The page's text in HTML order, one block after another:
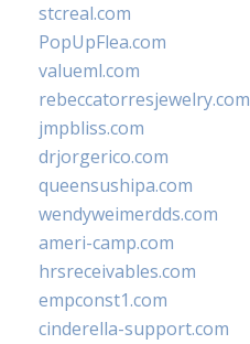
stcreal.com
PopUpFlea.com
valueml.com
rebeccatorresjewelry.com
jmpbliss.com
drjorgerico.com
queensushipa.com
wendyweimerdds.com
ameri-camp.com
hrsreceivables.com
empconst1.com
cinderella-support.com